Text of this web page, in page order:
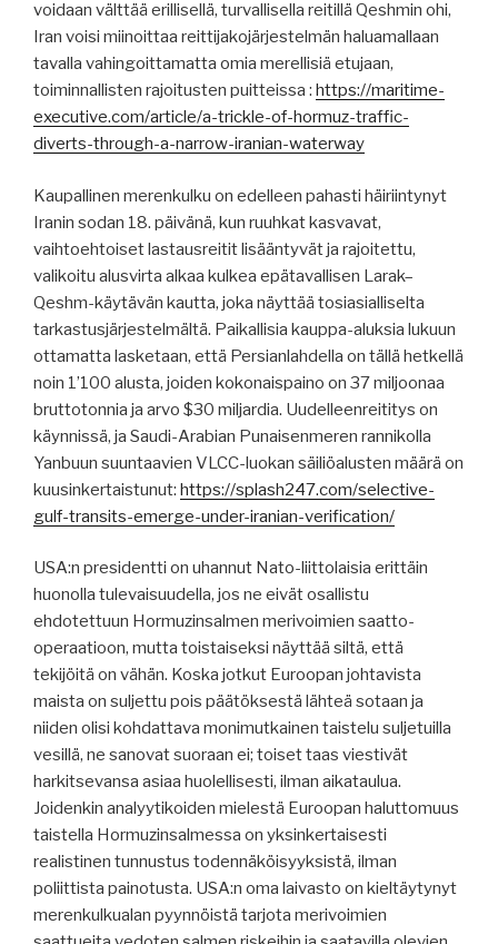
voidaan välttää erillisellä, turvallisella reitillä Qeshmin ohi,
Iran voisi miinoittaa reittijakojärjestelmän haluamallaan
tavalla vahingoittamatta omia merellisiä etujaan,
toiminnallisten rajoitusten puitteissa : https://maritime-
executive.com/article/a-trickle-of-hormuz-traffic-
diverts-through-a-narrow-iranian-waterway
Kaupallinen merenkulku on edelleen pahasti häiriintynyt
Iranin sodan 18. päivänä, kun ruuhkat kasvavat,
vaihtoehtoiset lastausreitit lisääntyvät ja rajoitettu,
valikoitu alusvirta alkaa kulkea epätavallisen Larak–
Qeshm-käytävän kautta, joka näyttää tosiasialliselta
tarkastusjärjestelmältä. Paikallisia kauppa-aluksia lukuun
ottamatta lasketaan, että Persianlahdella on tällä hetkellä
noin 1’100 alusta, joiden kokonaispaino on 37 miljoonaa
bruttotonnia ja arvo $30 miljardia. Uudelleenreititys on
käynnissä, ja Saudi-Arabian Punaisenmeren rannikolla
Yanbuun suuntaavien VLCC-luokan säiliöalusten määrä on
kuusinkertaistunut: https://splash247.com/selective-
gulf-transits-emerge-under-iranian-verification/
USA:n presidentti on uhannut Nato-liittolaisia ​​erittäin
huonolla tulevaisuudella, jos ne eivät osallistu
ehdotettuun Hormuzinsalmen merivoimien saatto-
operaatioon, mutta toistaiseksi näyttää siltä, ​​että
tekijöitä on vähän. Koska jotkut Euroopan johtavista
maista on suljettu pois päätöksestä lähteä sotaan ja
niiden olisi kohdattava monimutkainen taistelu suljetuilla
vesillä, ne sanovat suoraan ei; toiset taas viestivät
harkitsevansa asiaa huolellisesti, ilman aikataulua.
Joidenkin analyytikoiden mielestä Euroopan haluttomuus
taistella Hormuzinsalmessa on yksinkertaisesti
realistinen tunnustus todennäköisyyksistä, ilman
poliittista painotusta. USA:n oma laivasto on kieltäytynyt
merenkulkualan pyynnöistä tarjota merivoimien